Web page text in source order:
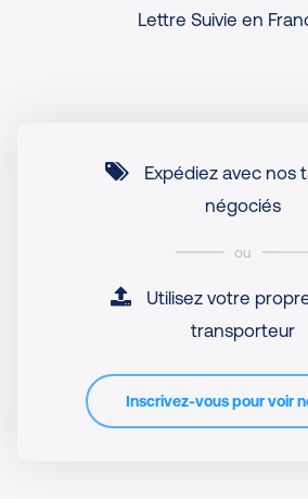
Lettre Suivie en
Expédiez avec nos
négociés
ou
Utilisez votre
transporteur
Inscrivez-vous pour voir